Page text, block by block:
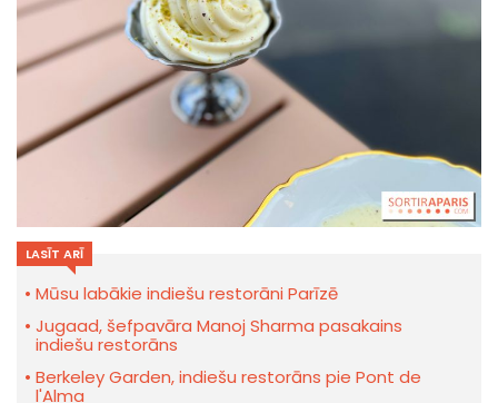
LASĪT ARĪ
Mūsu labākie indiešu restorāni Parīzē
Jugaad, šefpavāra Manoj Sharma pasakains
indiešu restorāns
Berkeley Garden, indiešu restorāns pie Pont de
l'Alma